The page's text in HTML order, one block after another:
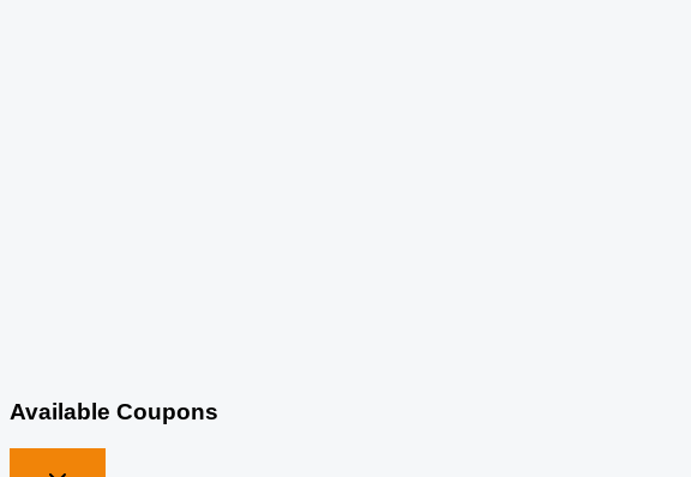
Available Coupons